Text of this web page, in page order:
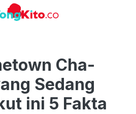
Cha-
Sedang
ini 5 Fakta